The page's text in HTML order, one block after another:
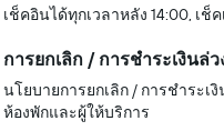
เช็คอินได้ทุกเวลาหลัง 14:00, เช็
การยกเลิก / การชำระเงินล่
นโยบายการยกเลิก / การชำระเ
ห้องพักและผู้ให้บริการ